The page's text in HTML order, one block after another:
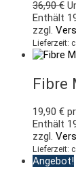
36,90€
Enthält
zzgl.
Lieferzeit:
Fibre
19,90 €
Enthält
zzgl.
Lieferzeit:
Angebot!